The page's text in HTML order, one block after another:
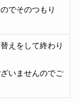
でそのつもり
えをして終わり
いませんのでご